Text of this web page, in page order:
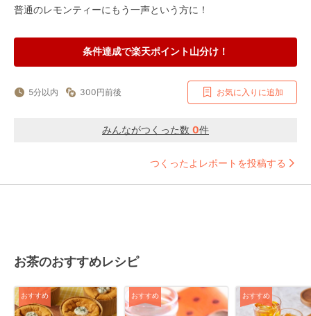
普通のレモンティーにもう一声という方に！
条件達成で楽天ポイント山分け！
5分以内 300円前後 お気に入りに追加
みんながつくった数 0件
つくったよレポートを投稿する
お茶のおすすめレシピ
おすすめ おすすめ おすすめ